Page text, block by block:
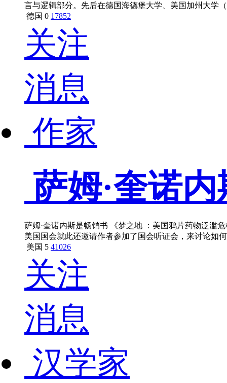
言与逻辑部分。先后在德国海德堡大学、美国加州大学
究》、《中国古典语法研究》、《中国传统语言与逻辑
德国 0 17852
关注
消息
作家
萨姆·奎诺内
萨姆·奎诺内斯是畅销书 《梦之地 ：美国鸦片药物泛滥危
美国国会就此还邀请作者参加了国会听证会，来讨论如
美国 5 41026
关注
消息
汉学家